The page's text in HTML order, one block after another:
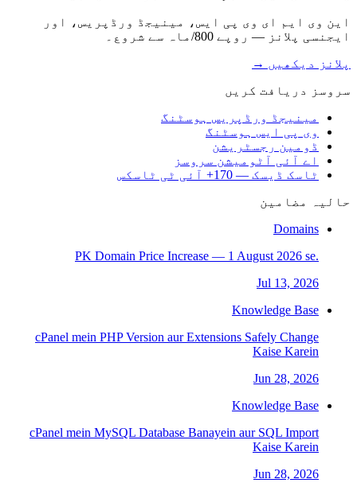
این وی ایم ای وی پی ایس، مینیجڈ ورڈپریس، اور
ایجنسی پلانز — روپے 800/ماہ سے شروع۔
پلانز دیکھیں →
سروسز دریافت کریں
مینیجڈ ورڈپریس ہوسٹنگ
وی پی ایس ہوسٹنگ
ڈومین رجسٹریشن
اے آئی آٹومیشن سروسز
ٹاسک ڈیسک — 170+ آئی ٹی ٹاسکس
حالیہ مضامین
Domains
.PK Domain Price Increase — 1 August 2026 se
Jul 13, 2026
Knowledge Base
cPanel mein PHP Version aur Extensions Safely Change
Kaise Karein
Jun 28, 2026
Knowledge Base
cPanel mein MySQL Database Banayein aur SQL Import
Kaise Karein
Jun 28, 2026